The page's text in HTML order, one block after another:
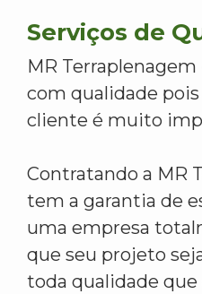
Serviços de
MR
com qualidade
cliente é muito
Contratando a MR
tem a garantia de
uma empresa
que seu projeto
toda qualidade